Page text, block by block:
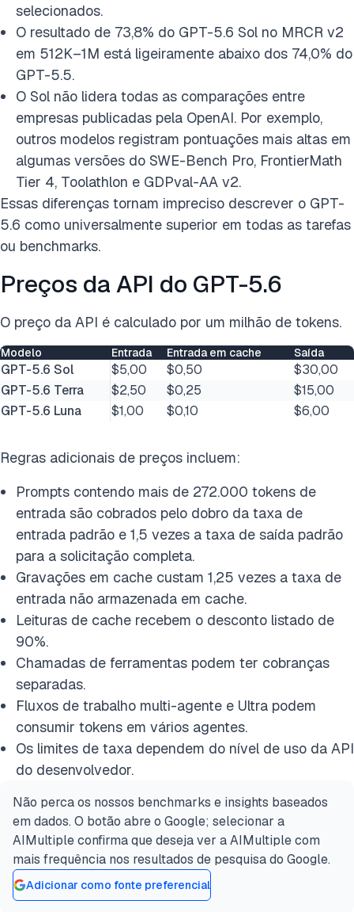
selecionados.
O resultado de 73,8% do GPT-5.6 Sol no MRCR v2
em 512K–1M está ligeiramente abaixo dos 74,0% do
GPT-5.5.
O Sol não lidera todas as comparações entre
empresas publicadas pela OpenAI. Por exemplo,
outros modelos registram pontuações mais altas em
algumas versões do SWE-Bench Pro, FrontierMath
Tier 4, Toolathlon e GDPval-AA v2.
Essas diferenças tornam impreciso descrever o GPT-
5.6 como universalmente superior em todas as tarefas
ou benchmarks.
Preços da API do GPT-5.6
O preço da API é calculado por um milhão de tokens.
Modelo Entrada Entrada em cache Saída
GPT-5.6 Sol $5,00 $0,50
$30,00
GPT-5.6 Terra
$2,50 $0,25
$15,00
GPT-5.6 Luna
$1,00 $0,10 $6,00
Regras adicionais de preços incluem:
Prompts contendo mais de 272.000 tokens de
entrada são cobrados pelo dobro da taxa de
entrada padrão e 1,5 vezes a taxa de saída padrão
para a solicitação completa.
Gravações em cache custam 1,25 vezes a taxa de
entrada não armazenada em cache.
Leituras de cache recebem o desconto listado de
90%.
Chamadas de ferramentas podem ter cobranças
separadas.
Fluxos de trabalho multi-agente e Ultra podem
consumir tokens em vários agentes.
Os limites de taxa dependem do nível de uso da API
do desenvolvedor.
Não perca os nossos benchmarks e insights baseados
em dados. O botão abre o Google; selecionar a
AIMultiple confirma que deseja ver a AIMultiple com
mais frequência nos resultados de pesquisa do Google.
Adicionar como fonte preferencial